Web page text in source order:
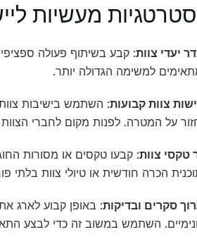
מעשיות
יעדי צוות: קבע בשיתוף פעולה
למשימה הגדולה יותר.
צוות קבועות: השתמש בישיבות
על המטרה. לפנות מקום לחברי
טקסי צוות: קבעו טקסים או מסורות
הכרה חודשית או טיולי צוות בלתי
סקרים ובדיקות: באופן קבוע לארג
השתמש במשוב זה כדי לבצע